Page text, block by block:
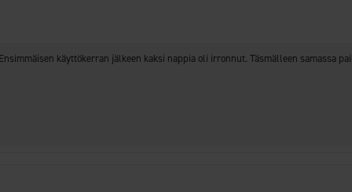
käyttökerran jälkeen kaksi nappia oli irronnut. Täsmälleen samassa